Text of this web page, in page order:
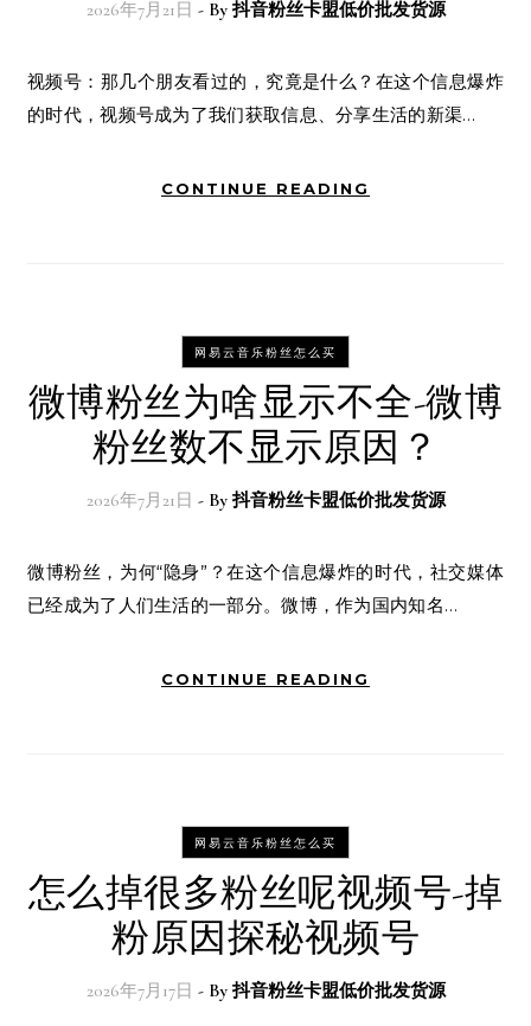
2026年7月21日 - By 抖音粉丝卡盟低价批发货源
视频号：那几个朋友看过的，究竟是什么？在这个信息爆炸
的时代，视频号成为了我们获取信息、分享生活的新渠…
CONTINUE READING
网易云音乐粉丝怎么买
微博粉丝为啥显示不全-微博
粉丝数不显示原因？
2026年7月21日 - By 抖音粉丝卡盟低价批发货源
微博粉丝，为何“隐身”？在这个信息爆炸的时代，社交媒体
已经成为了人们生活的一部分。微博，作为国内知名…
CONTINUE READING
网易云音乐粉丝怎么买
怎么掉很多粉丝呢视频号-掉
粉原因探秘视频号
2026年7月17日 - By 抖音粉丝卡盟低价批发货源